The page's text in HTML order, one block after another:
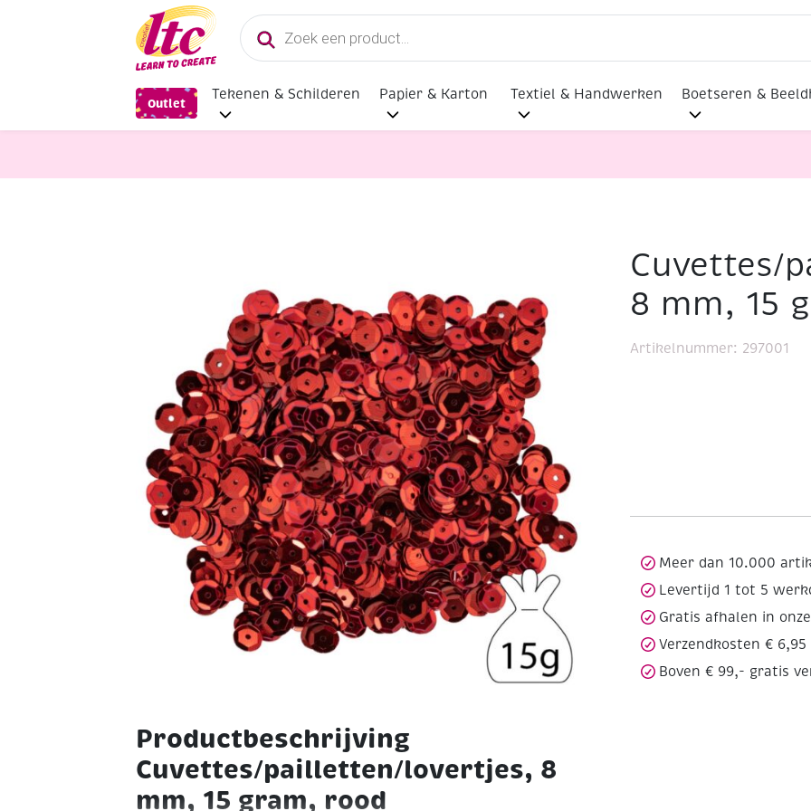
Producten
zoeken
Outlet
Tekenen & Schilderen Papier & Karton Textiel & Handwerken Boetseren &
Cuvettes/pailletten/lovertjes, 8 mm, 15
Productbeschrijving
Cuvettes/pailletten/lovertjes, 8
mm, 15 gram, rood
Cuvettes/
8 mm, 15
Artikelnummer: 297001
Meer dan 10.000
Levertijd 1 tot 5
Gratis afhalen in
Verzendkosten € 6,95
Boven € 99,- gratis